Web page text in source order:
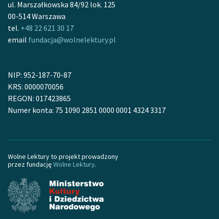
Prus brał aktywnie udział w wielu akcjach oświatowych
i społecznych (np. w organizowaniu Kasy Przezorności i
Opieki dla Literatów i Dziennikarzy, obywatelskiej
stypendium dla zdolnych dzieci wiejskich - wypłacane
do dziś.
autor: Iga Gawrońska
ul. Marszałkowska 84/92 lok. 125
00-514 Warszawa
tel. +48 22 621 30 17
email fundacja@wolnelektury.pl
NIP: 952-187-70-87
KRS: 0000070056
REGON: 017423865
Numer konta: 75 1090 2851 0000 0001 4324 3317
Wolne Lektury to projekt prowadzony
przez fundację Wolne Lektury.